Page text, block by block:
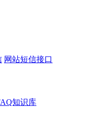
网站短信接口
知识库